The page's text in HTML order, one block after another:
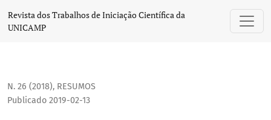
Verificação das dimensões que determinam os talentos
Revista dos Trabalhos de Iniciação Científica da
UNICAMP
N. 26 (2018), RESUMOS
Publicado 2019-02-13